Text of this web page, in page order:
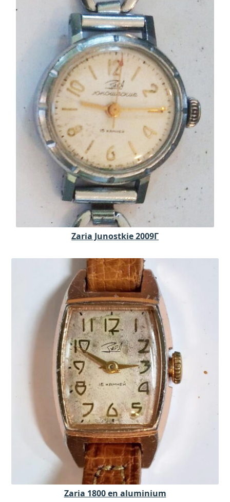
Zaria Junostkie 2009Г
Zaria 1800 en aluminium